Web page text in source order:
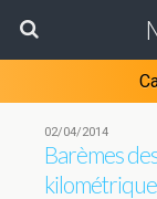
02/04/2014
Barèmes